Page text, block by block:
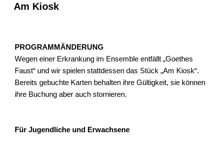
Am Kiosk
PROGRAMMÄNDERUNG
Wegen einer Erkrankung im Ensemble entfällt „Goethes
Faust“ und wir spielen stattdessen das Stück „Am Kiosk“.
Bereits gebuchte Karten behalten ihre Gültigkeit, sie können
ihre Buchung aber auch stornieren.
Für Jugendliche und Erwachsene